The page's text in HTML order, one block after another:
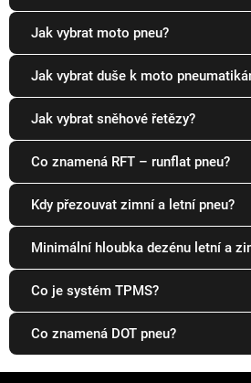
Jak vybrat moto pneu?
Jak vybrat duše k moto
Jak vybrat sněhové řetězy?
Co znamená RFT – runflat pneu?
Kdy přezouvat zimní a letní pneu?
Minimální hloubka dezénu letní a
Co je systém TPMS?
Co znamená DOT pneu?